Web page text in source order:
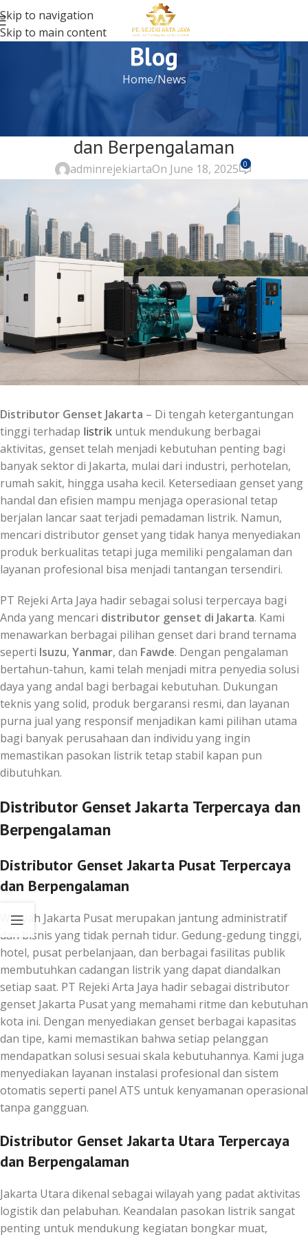
Skip to navigation
Skip to main content
Blog
Home News
Distributor Genset Jakarta Terpercaya
dan Berpengalaman
adminrejekiartaOn June 18, 2025 0
Distributor Genset Jakarta – Di tengah ketergantungan
tinggi terhadap listrik untuk mendukung berbagai
aktivitas, genset telah menjadi kebutuhan penting bagi
banyak sektor di Jakarta, mulai dari industri, perhotelan,
rumah sakit, hingga usaha kecil. Ketersediaan genset yang
handal dan efisien mampu menjaga operasional tetap
berjalan lancar saat terjadi pemadaman listrik. Namun,
mencari distributor genset yang tidak hanya menyediakan
produk berkualitas tetapi juga memiliki pengalaman dan
layanan profesional bisa menjadi tantangan tersendiri.
PT Rejeki Arta Jaya hadir sebagai solusi terpercaya bagi
Anda yang mencari distributor genset di Jakarta. Kami
menawarkan berbagai pilihan genset dari brand ternama
seperti Isuzu, Yanmar, dan Fawde. Dengan pengalaman
bertahun-tahun, kami telah menjadi mitra penyedia solusi
daya yang andal bagi berbagai kebutuhan. Dukungan
teknis yang solid, produk bergaransi resmi, dan layanan
purna jual yang responsif menjadikan kami pilihan utama
bagi banyak perusahaan dan individu yang ingin
memastikan pasokan listrik tetap stabil kapan pun
dibutuhkan.
Distributor Genset Jakarta Terpercaya dan
Berpengalaman
Distributor Genset Jakarta Pusat Terpercaya
dan Berpengalaman
Wilayah Jakarta Pusat merupakan jantung administratif
dan bisnis yang tidak pernah tidur. Gedung-gedung tinggi,
hotel, pusat perbelanjaan, dan berbagai fasilitas publik
membutuhkan cadangan listrik yang dapat diandalkan
setiap saat. PT Rejeki Arta Jaya hadir sebagai distributor
genset Jakarta Pusat yang memahami ritme dan kebutuhan
kota ini. Dengan menyediakan genset berbagai kapasitas
dan tipe, kami memastikan bahwa setiap pelanggan
mendapatkan solusi sesuai skala kebutuhannya. Kami juga
menyediakan layanan instalasi profesional dan sistem
otomatis seperti panel ATS untuk kenyamanan operasional
tanpa gangguan.
Distributor Genset Jakarta Utara Terpercaya
dan Berpengalaman
Jakarta Utara dikenal sebagai wilayah yang padat aktivitas
logistik dan pelabuhan. Keandalan pasokan listrik sangat
penting untuk mendukung kegiatan bongkar muat,